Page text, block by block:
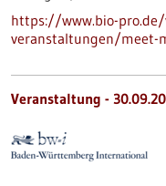
https://www.bio-
veranstaltungen/meet-
Veranstaltung -